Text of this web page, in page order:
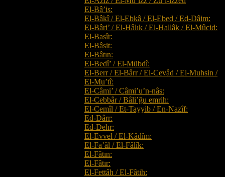
El-Bâ’is:
El-Bâkî / El-Ebkâ / El-Ebed / Ed-Dâim:
El-Bâri’ / El-Hâlık / El-Hallâk / El-Mûcid:
El-Basîr:
El-Bâsit:
El-Bâtın:
El-Bedî’ / El-Mübdî:
El-Berr / El-Bârr / El-Cevâd / El-Muhsin /
El-Mu’tî:
El-Câmi’ / Câmi’u’n-nâs:
El-Cebbâr / Bâli’ğu emrih:
El-Cemîl / Et-Tayyib / En-Nazîf:
Ed-Dârr:
Ed-Dehr:
El-Evvel / El-Kâdîm:
El-Fa’âl / El-Fâlîk:
El-Fâtın:
El-Fâtır:
El-Fettâh / El-Fâtih: